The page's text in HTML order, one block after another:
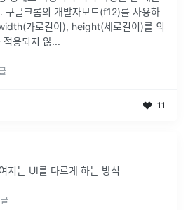
구글크롬의 개발자모드(f12)를 사용하
가로길이), height(세로길이)를 의
적용되지 않...
11
지는 UI를 다르게 하는 방식